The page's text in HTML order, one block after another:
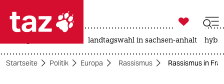
 taz zahl ich
taz zahl ich

taz zahl ich
landtagswahl in sachsen-anhalt
Startseite Politik Europa Rassismus Rassismus in